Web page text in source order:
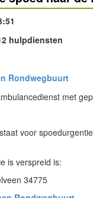
hulpdiensten
Rondwegbuurt
met
voor
is verspreid is:
34775